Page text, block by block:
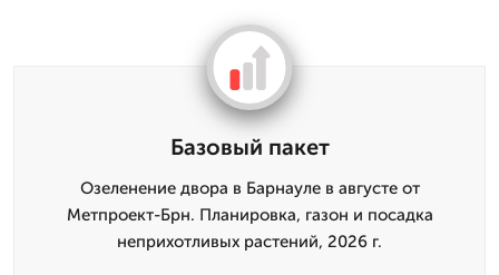
Базовый пакет
Озеленение двора в Барнауле в августе от
Метпроект-Брн. Планировка, газон и посадка
неприхотливых растений, 2026 г.